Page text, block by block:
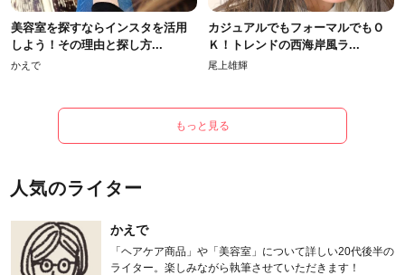
美容室を探すならインスタを活用
しよう！その理由と探し方...
かえで
カジュアルでもフォーマルでもＯ
Ｋ！トレンドの西海岸風ラ...
尾上雄輝
もっと見る
人気のライター
かえで
「ヘアケア商品」や「美容室」について詳しい20代後半の
ライター。楽しみながら執筆させていただきます！